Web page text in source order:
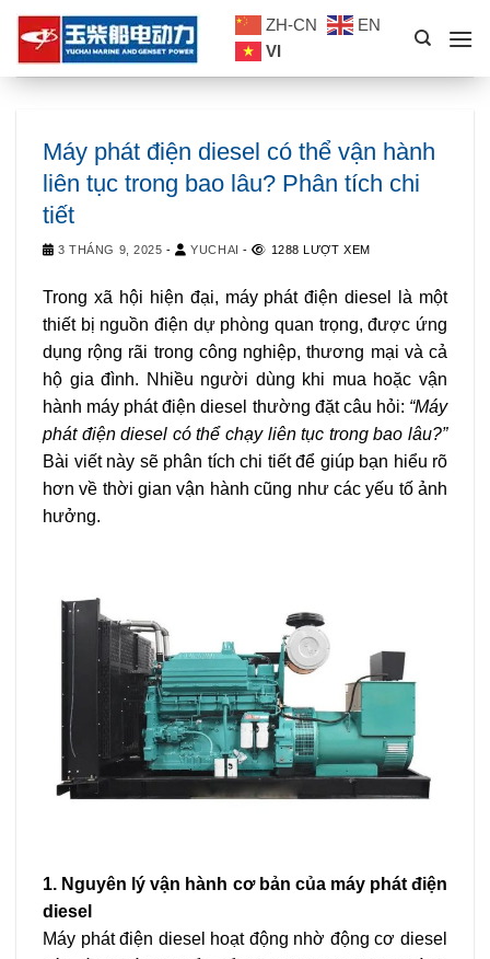
Skip
content
ZH-CN
EN
VI
Máy phát điện diesel có thể vận hành
liên tục trong bao lâu? Phân tích chi
tiết
3 THÁNG 9, 2025 - YUCHAI - 1288 LƯỢT XEM
Trong xã hội hiện đại, máy phát điện diesel là một
thiết bị nguồn điện dự phòng quan trọng, được ứng
dụng rộng rãi trong công nghiệp, thương mại và cả
hộ gia đình. Nhiều người dùng khi mua hoặc vận
hành máy phát điện diesel thường đặt câu hỏi: “Máy
phát điện diesel có thể chạy liên tục trong bao lâu?”
Bài viết này sẽ phân tích chi tiết để giúp bạn hiểu rõ
hơn về thời gian vận hành cũng như các yếu tố ảnh
hưởng.
1. Nguyên lý vận hành cơ bản của máy phát điện
diesel
Máy phát điện diesel hoạt động nhờ động cơ diesel